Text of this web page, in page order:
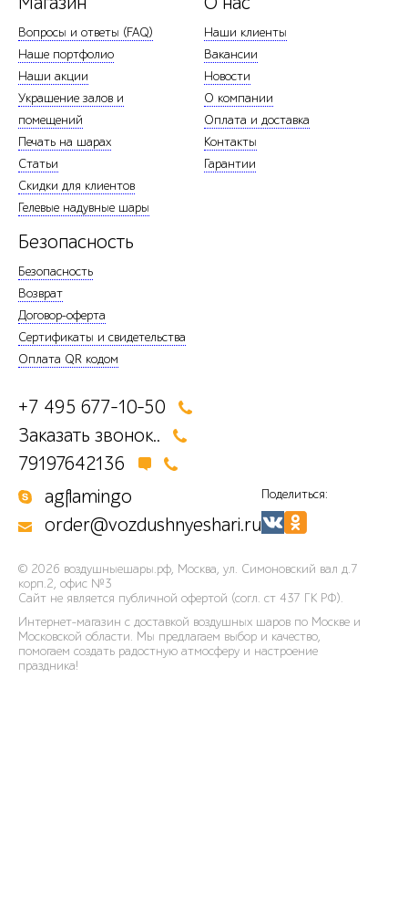
Вопросы и ответы (FAQ)
Наше портфолио
Наши акции
Украшение залов и
помещений
Печать на шарах
Статьи
Скидки для клиентов
Гелевые надувные шары
Наши клиенты
Вакансии
Новости
О компании
Оплата и доставка
Контакты
Гарантии
Безопасность
Безопасность
Возврат
Договор-оферта
Сертификаты и свидетельства
Оплата QR кодом
+7 495 677-10-50
Заказать звонок..
79197642136
agflamingo
order@vozdushnyeshari.ru
Поделиться:
© 2026 воздушныешары.рф, Москва, ул. Симоновский вал д.7
корп.2, офис №3
Сайт не является публичной офертой (согл. ст 437 ГК РФ).
Интернет-магазин с доставкой воздушных шаров по Москве и
Московской области. Мы предлагаем выбор и качество,
помогаем создать радостную атмосферу и настроение
праздника!